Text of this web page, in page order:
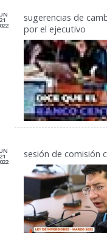
21
sugerencias de
por el ejecutivo
21 sesión de comisión